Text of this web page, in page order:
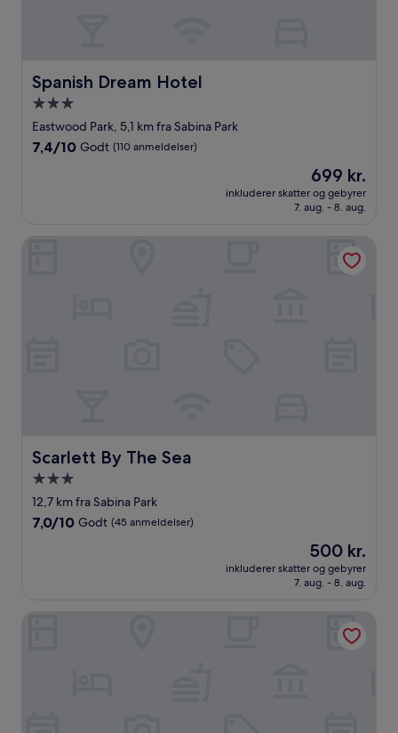
Spanish Dream Hotel
Spanish Dream Hotel
3.0-
stjernet
overnatningssted
Eastwood Park, 5,1 km fra Sabina Park
7.4
anmeldelser)
7,4/10 Godt (110 anmeldelser)
Prisen
er
699 kr.
699 kr.
inkluderer skatter og gebyrer
7. aug. - 8. aug.
Scarlett By The Sea
Scarlett By The Sea
3.0-
stjernet
overnatningssted
12,7 km fra Sabina Park
7.0
anmeldelser)
7,0/10 Godt (45 anmeldelser)
Prisen
er
500 kr.
500 kr.
inkluderer skatter og gebyrer
7. aug. - 8. aug.